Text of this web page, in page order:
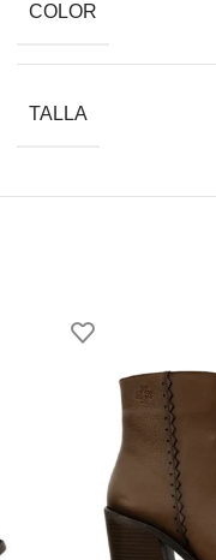
COLOR
TALLA